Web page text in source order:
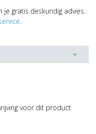
je gratis deskundig advies.
.
expand_more
voor dit product